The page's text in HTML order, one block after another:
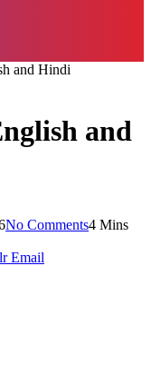
and Hindi
and
No Comments4 Mins
Email